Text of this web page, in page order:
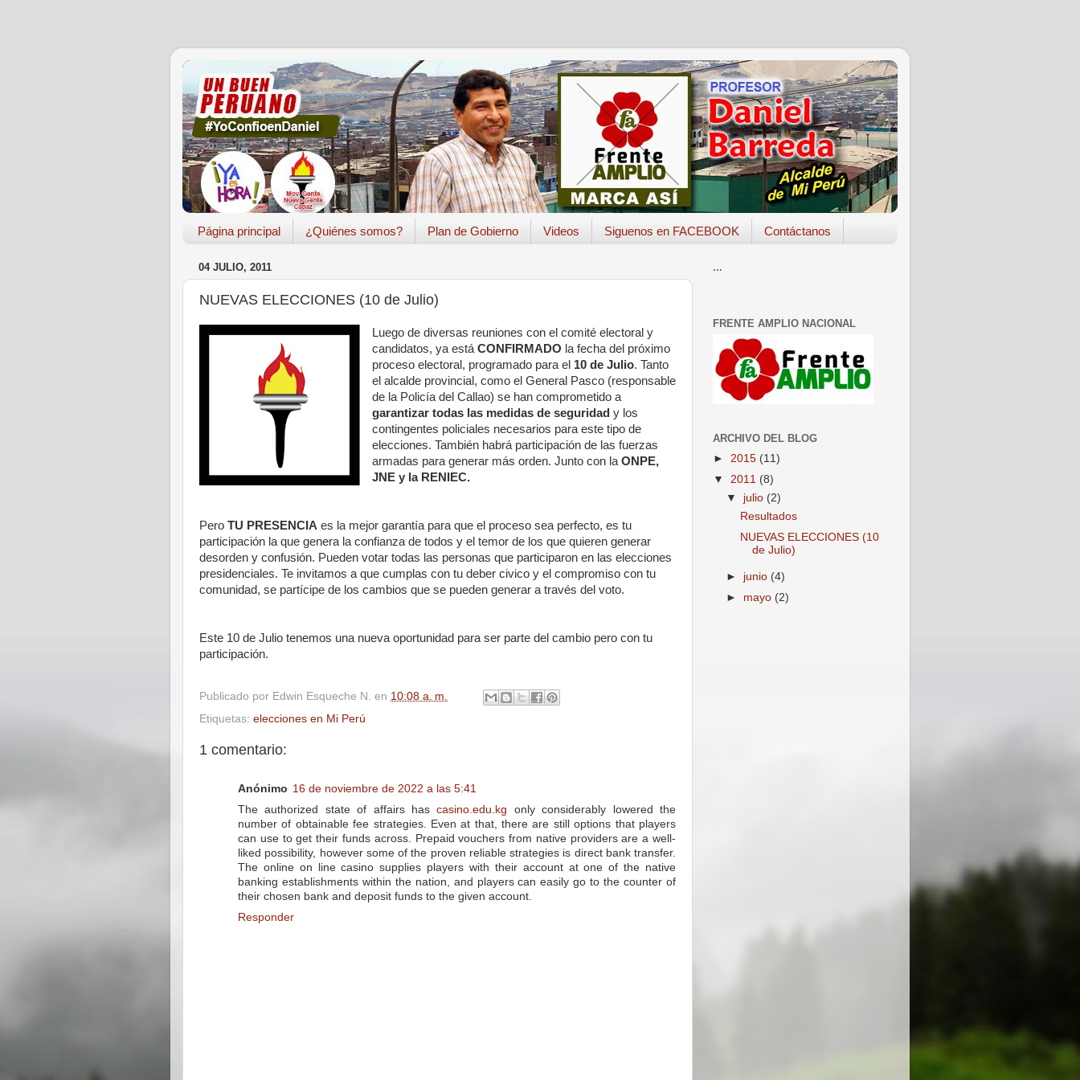
Página principal ¿Quiénes somos? Plan de Gobierno Videos Siguenos en FACEBOOK Contáctanos
04 JULIO, 2011
NUEVAS ELECCIONES (10 de Julio)
Luego de diversas reuniones con el comité electoral y
candidatos, ya está CONFIRMADO la fecha del próximo
proceso electoral, programado para el 10 de Julio. Tanto
el alcalde provincial, como el General Pasco (responsable
de la Policía del Callao) se han comprometido a
garantizar todas las medidas de seguridad y los
contingentes policiales necesarios para este tipo de
elecciones. También habrá participación de las fuerzas
armadas para generar más orden. Junto con la ONPE,
JNE y la RENIEC.
Pero TU PRESENCIA es la mejor garantía para que el proceso sea perfecto, es tu
participación la que genera la confianza de todos y el temor de los que quieren generar
desorden y confusión. Pueden votar todas las personas que participaron en las elecciones
presidenciales. Te invitamos a que cumplas con tu deber civico y el compromiso con tu
comunidad, se partícipe de los cambios que se pueden generar a través del voto.
Este 10 de Julio tenemos una nueva oportunidad para ser parte del cambio pero con tu
participación.
Publicado por Edwin Esqueche N. en 10:08 a. m.
Etiquetas: elecciones en Mi Perú
1 comentario:
Anónimo 16 de noviembre de 2022 a las 5:41
The authorized state of affairs hascasino.edu.kg only considerably lowered the
number of obtainable fee strategies. Even at that, there are still options that players
can use to get their funds across. Prepaid vouchers from native providers are a well-
liked possibility, however some of the proven reliable strategies is direct bank transfer.
The online on line casino supplies players with their account at one of the native
banking establishments within the nation, and players can easily go to the counter of
their chosen bank and deposit funds to the given account.
Responder
...
FRENTE AMPLIO NACIONAL
ARCHIVO DEL BLOG
► 2015 (11)
▼ 2011 (8)
▼ julio (2)
Resultados
NUEVAS ELECCIONES (10
de Julio)
► junio (4)
► mayo (2)